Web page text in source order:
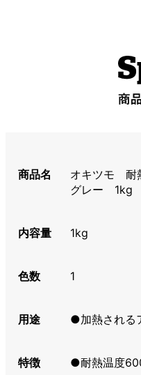
商品名
オキツモ
グレー 1kg
内容量 1kg
色数 1
用途 ●加熱される
特徴 ●耐熱温度